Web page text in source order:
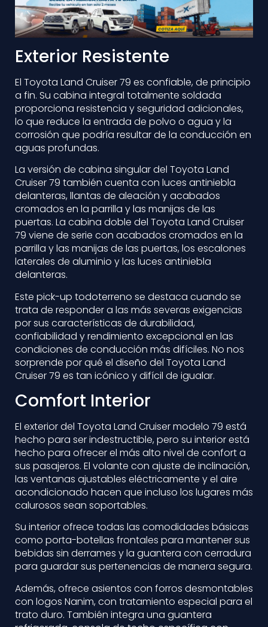
Exterior Resistente
El Toyota Land Cruiser 79 es confiable, de principio
a fin. Su cabina integral totalmente soldada
proporciona resistencia y seguridad adicionales,
lo que reduce la entrada de polvo o agua y la
corrosión que podría resultar de la conducción en
aguas profundas.
La versión de cabina singular del Toyota Land
Cruiser 79 también cuenta con luces antiniebla
delanteras, llantas de aleación y acabados
cromados en la parrilla y las manijas de las
puertas. La cabina doble del Toyota Land Cruiser
79 viene de serie con acabados cromados en la
parrilla y las manijas de las puertas, los escalones
laterales de aluminio y las luces antiniebla
delanteras.
Este pick-up todoterreno se destaca cuando se
trata de responder a las más severas exigencias
por sus características de durabilidad,
confiabilidad y rendimiento excepcional en las
condiciones de conducción más difíciles. No nos
sorprende por qué el diseño del Toyota Land
Cruiser 79 es tan icónico y difícil de igualar.
Comfort Interior
El exterior del Toyota Land Cruiser modelo 79 está
hecho para ser indestructible, pero su interior está
hecho para ofrecer el más alto nivel de confort a
sus pasajeros. El volante con ajuste de inclinación,
las ventanas ajustables eléctricamente y el aire
acondicionado hacen que incluso los lugares más
calurosos sean soportables.
Su interior ofrece todas las comodidades básicas
como porta-botellas frontales para mantener sus
bebidas sin derrames y la guantera con cerradura
para guardar sus pertenencias de manera segura.
Además, ofrece asientos con forros desmontables
con logos Nanim, con tratamiento especial para el
trato duro. También integra una guantera